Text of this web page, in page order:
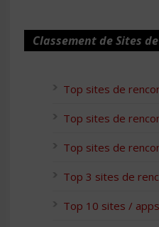
Classement de Sites
Top sites de
Top sites de
Top sites de
Top 3 sites de
Top 10 sites /